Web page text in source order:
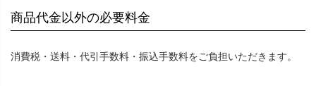
商品代金以外の必要料金
消費税・送料・代引手数料・振込手数料をご負担いただきます。